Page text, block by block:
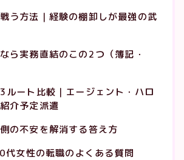
う方法｜経験の棚卸しが最強の武
ら実務直結のこの2つ（簿記・
ルート比較｜エージェント・ハロ
介予定派遣
の不安を解消する答え方
代女性の転職のよくある質問